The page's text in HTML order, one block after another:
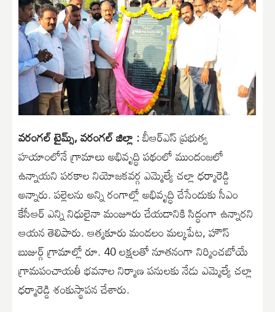
వరంగల్ టైమ్స్, వరంగల్ జిల్లా :బీఆర్ఎస్ ప్రభుత్వ
హయాంలోనే గ్రామాలు అభివృద్ధి పథంలో ముందంజలో
ఉన్నాయని పరకాల నియోజకవర్గ ఎమ్మెల్యే చల్లా ధర్మారెడ్డి
అన్నారు. పల్లెలను అన్ని రంగాల్లో అభివృద్ధి చేసేందుకు సీఎం
కేసీఆర్ ఎన్ని నిధులైనా మంజూరు చేయడానికి సిద్ధంగా ఉన్నారని
ఆయన తెలిపారు. ఆత్మకూరు మండలం మల్కపేట, హౌస్
బుజుర్గ్ గ్రామాల్లో రూ. 40 లక్షలతో నూతనంగా నిర్మించబోయే
గ్రామపంచాయతీ భవనాల నిర్మాణ పనులకు నేడు ఎమ్మెల్యే చల్లా
ధర్మారెడ్డి శంకుస్థాపన చేశారు.